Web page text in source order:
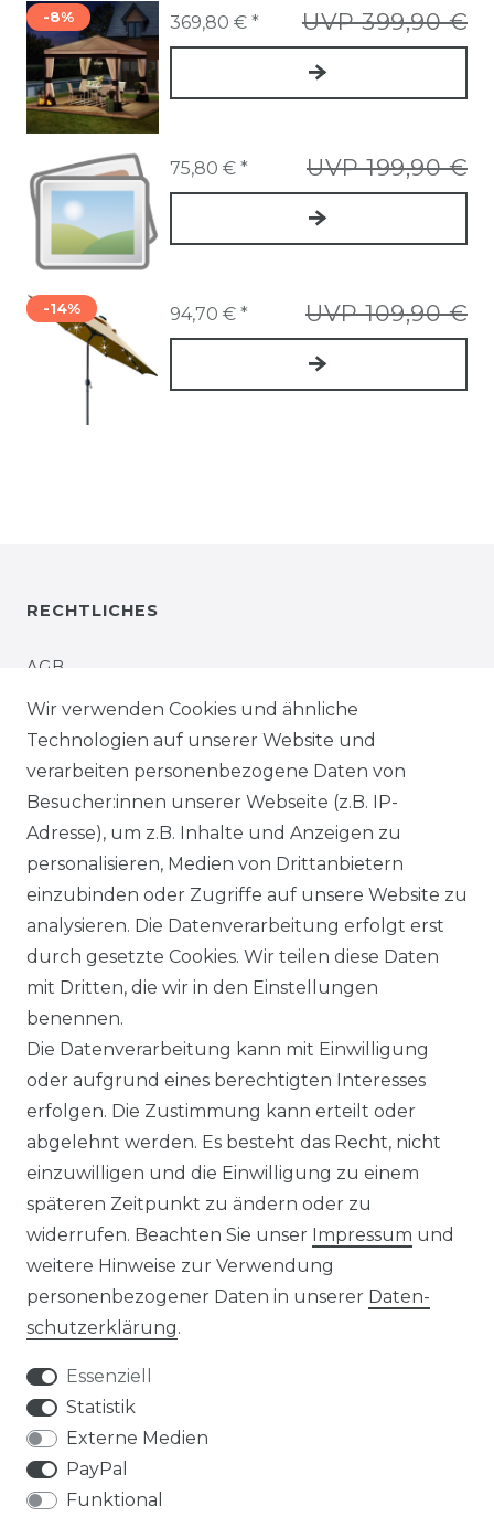
-8% UVP 399,90 €
369,80 € *
UVP 199,90 €
75,80 € *
-14% UVP 109,90 €
94,70 € *
RECHTLICHES
AGB
WIDERRUFSRECHT
WIDERRUFSFORMULAR
DATENSCHUTZERKLÄRUNG
INFORMATIONEN & SERVICE
BLOG
ZAHLUNG & VERSAND
AUFBAUANLEITUNGEN
TIPS & TRICKS
HINWEIS ZUR BATTERIEENTSORGUNG
VERPACKUNGSHINWEISE
ÜBER UNS
UNSER TEAM
Wir verwenden Cookies und ähnliche
Technologien auf unserer Website und
verarbeiten personenbezogene Daten von
Besucher:innen unserer Webseite (z.B. IP-
Adresse), um z.B. Inhalte und Anzeigen zu
personalisieren, Medien von Drittanbietern
einzubinden oder Zugriffe auf unsere Website zu
analysieren. Die Datenverarbeitung erfolgt erst
durch gesetzte Cookies. Wir teilen diese Daten
mit Dritten, die wir in den Einstellungen
benennen.
Die Datenverarbeitung kann mit Einwilligung
oder aufgrund eines berechtigten Interesses
erfolgen. Die Zustimmung kann erteilt oder
abgelehnt werden. Es besteht das Recht, nicht
einzuwilligen und die Einwilligung zu einem
späteren Zeitpunkt zu ändern oder zu
widerrufen. Beachten Sie unser Impressum und
weitere Hinweise zur Verwendung
personenbezogener Daten in unserer Daten­
schutz­erklärung.
Essenziell
Statistik
Externe Medien
PayPal
Funktional